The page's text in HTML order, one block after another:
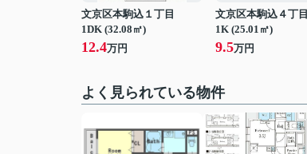
文京区本駒込１丁目
1DK (32.08㎡)
12.4万円
文京区本駒込４丁目
1K (25.01㎡)
9.5万円
よく見られている物件